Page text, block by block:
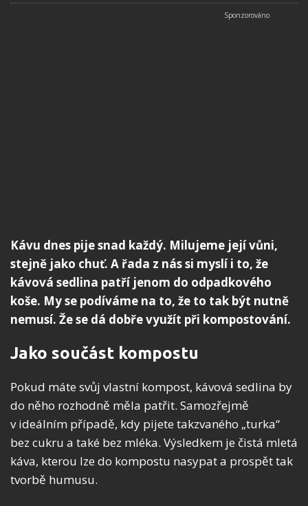
Kávu dnes pije snad každý. Milujeme její vůni,
stejně jako chuť. A řada z nás si myslí i to, že
kávová sedlina patří jenom do odpadkového
koše. My se podíváme na to, že to tak být nutně
nemusí. Že se dá dobře využít při kompostování.
Jako součást kompostu
Pokud máte svůj vlastní kompost, kávová sedlina by
do něho rozhodně měla patřit. Samozřejmě
v ideálním případě, kdy pijete takzvaného „turka“
bez cukru a také bez mléka. Výsledkem je čistá mletá
káva, kterou lze do kompostu nasypat a prospět tak
tvorbě humusu.